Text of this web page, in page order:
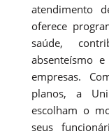
atendimento
oferece
saúde,
absenteísmo
empresas.
planos, a
escolham o
seus